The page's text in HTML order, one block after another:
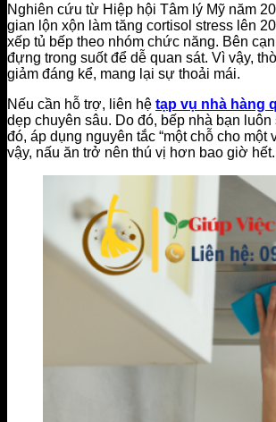
Nghiên cứu từ Hiệp hội Tâm lý Mỹ năm
gian lộn xộn làm tăng cortisol stress lên
xếp tủ bếp theo nhóm chức năng. Bên
đựng trong suốt để dễ quan sát. Vì vậy,
giảm đáng kể, mang lại sự thoải mái.
Nếu cần hỗ trợ, liên hệ tạp vụ nhà hàng
dẹp chuyên sâu. Do đó, bếp nhà bạn luôn
đó, áp dụng nguyên tắc “một chỗ cho một
vậy, nấu ăn trở nên thú vị hơn bao giờ hết.